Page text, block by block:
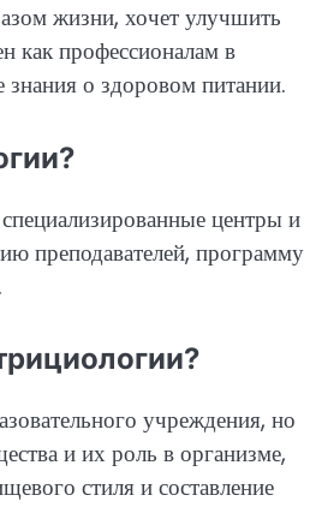
жизни, хочет улучшить
как профессионалам в
о здоровом питании.
центры и
преподавателей, программу
учреждения, но
и их роль в организме,
стиля и составление